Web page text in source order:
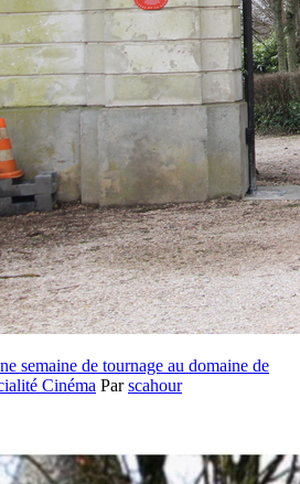
semaine de tournage au domaine de
Cinéma Parscahour